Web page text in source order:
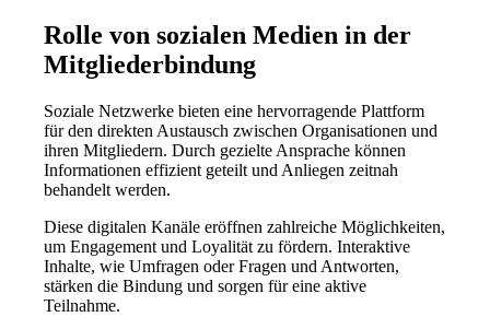
Rolle von sozialen Medien in der
Mitgliederbindung
Soziale Netzwerke bieten eine hervorragende Plattform
für den direkten Austausch zwischen Organisationen und
ihren Mitgliedern. Durch gezielte Ansprache können
Informationen effizient geteilt und Anliegen zeitnah
behandelt werden.
Diese digitalen Kanäle eröffnen zahlreiche Möglichkeiten,
um Engagement und Loyalität zu fördern. Interaktive
Inhalte, wie Umfragen oder Fragen und Antworten,
stärken die Bindung und sorgen für eine aktive
Teilnahme.